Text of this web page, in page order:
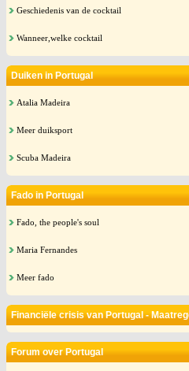
Geschiedenis van de cocktail
Wanneer,welke cocktail
Duiken in Portugal
Atalia Madeira
Meer duiksport
Scuba Madeira
Fado in Portugal
Fado, the people's soul
Maria Fernandes
Meer fado
Financiële crisis van Portugal -
Forum over Portugal